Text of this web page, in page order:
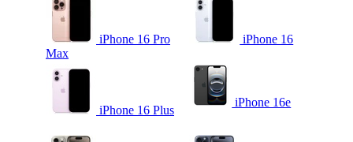
iPhone 16 Pro
Max
iPhone 16
iPhone 16 Plus
iPhone 16e